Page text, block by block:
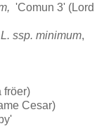
'Comun 3' (Lord
ssp. minimum,
fröer)
Cesar)